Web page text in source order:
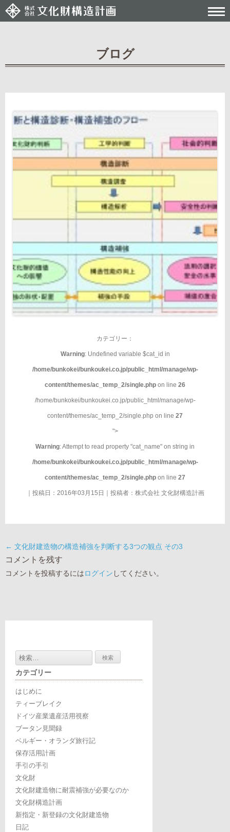
ブログ
カテゴリー：
Warning: Undefined variable $cat_id in
/home/bunkokei/bunkoukei.co.jp/public_html/manage/wp-
content/themes/ac_temp_2/single.php on line 26
/home/bunkokei/bunkoukei.co.jp/public_html/manage/wp-
content/themes/ac_temp_2/single.php on line 27
">
Warning: Attempt to read property "cat_name" on string in
/home/bunkokei/bunkoukei.co.jp/public_html/manage/wp-
content/themes/ac_temp_2/single.php on line 27
｜投稿日：2016年03月15日｜投稿者： 株式会社 文化財構造計画
← 文化財建造物の構造補強を判断する3つの観点 その3
コメントを残す
コメントを投稿するにはログイン してください。
検
索:
カテゴリー
はじめに
ティーブレイク
ドイツ産業遺産活用視察
ブータン見聞録
ベルギー・オランダ旅行記
保存活用計画
手引の手引
文化財
文化財建造物に耐震補強が必要なのか
文化財構造計画
新指定・新登録の文化財建造物
日記